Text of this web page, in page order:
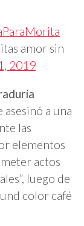
amor sin
2019
a una
las
elementos
actos
luego de
color café